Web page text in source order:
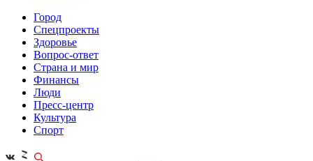
Город
Спецпроекты
Здоровье
Вопрос-ответ
Страна и мир
Финансы
Люди
Пресс-центр
Культура
Спорт